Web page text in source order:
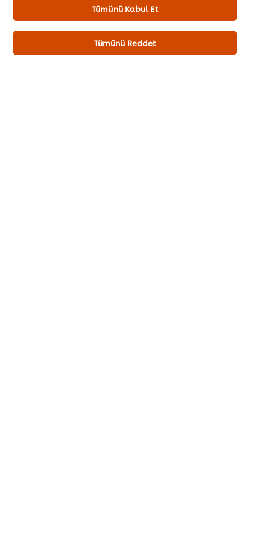
Sepete ekle
Tümünü Reddet
Tümünü Kabul Et